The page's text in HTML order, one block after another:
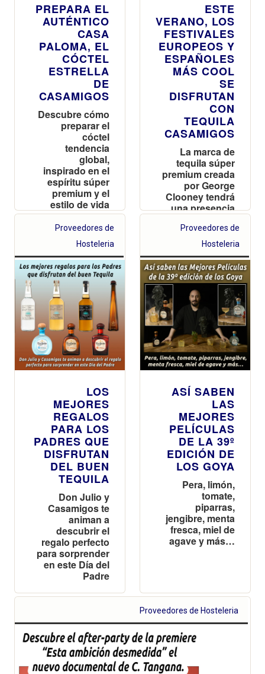
PREPARA EL
AUTÉNTICO
CASA
PALOMA, EL
CÓCTEL
ESTRELLA
DE
CASAMIGOS
Descubre cómo
preparar el
cóctel
tendencia
global,
inspirado en el
espíritu súper
premium y el
estilo de vida
relajado de
Casamigos, la
marca creada
por George
Clooney y sus
amigos
ESTE
VERANO, LOS
FESTIVALES
EUROPEOS Y
ESPAÑOLES
MÁS COOL
SE
DISFRUTAN
CON
TEQUILA
CASAMIGOS
La marca de
tequila súper
premium creada
por George
Clooney tendrá
una presencia
escenarios
musicales más
emblemáticos
del verano
Proveedores de
Hosteleria
LOS
MEJORES
REGALOS
PARA LOS
PADRES QUE
DISFRUTAN
DEL BUEN
TEQUILA
Don Julio y
Casamigos te
animan a
descubrir el
regalo perfecto
para sorprender
en este Día del
Padre
Proveedores de
Hosteleria
ASÍ SABEN
LAS
MEJORES
PELÍCULAS
DE LA 39º
EDICIÓN DE
LOS GOYA
Pera, limón,
tomate,
piparras,
jengibre, menta
fresca, miel de
agave y más…
Proveedores de Hosteleria